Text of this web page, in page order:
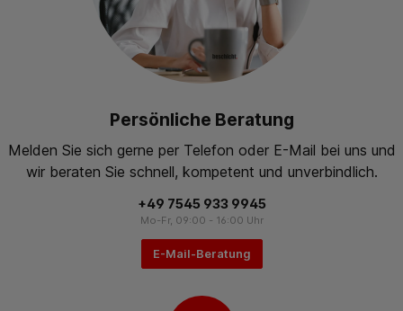
Persönliche Beratung
Melden Sie sich gerne per Telefon oder E-Mail bei uns und
wir beraten Sie schnell, kompetent und unverbindlich.
+49 7545 933 9945
Mo-Fr, 09:00 - 16:00 Uhr
E-Mail-Beratung